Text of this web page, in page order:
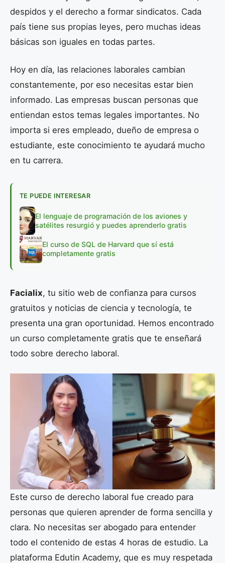
despidos y el derecho a formar sindicatos. Cada
país tiene sus propias leyes, pero muchas ideas
básicas son iguales en todas partes.
Hoy en día, las relaciones laborales cambian
constantemente, por eso necesitas estar bien
informado. Las empresas buscan personas que
entiendan estos temas legales importantes. No
importa si eres empleado, dueño de empresa o
estudiante, este conocimiento te ayudará mucho
en tu carrera.
TE PUEDE INTERESAR
El lenguaje de programación de los aviones y
satélites resurgió y puedes aprenderlo gratis
El curso de SQL de Harvard que sí está
completamente gratis
Facialix, tu sitio web de confianza para cursos
gratuitos y noticias de ciencia y tecnología, te
presenta una gran oportunidad. Hemos encontrado
un curso completamente gratis que te enseñará
todo sobre derecho laboral.
Este curso de derecho laboral fue creado para
personas que quieren aprender de forma sencilla y
clara. No necesitas ser abogado para entender
todo el contenido de estas 4 horas de estudio. La
plataforma Edutin Academy, que es muy respetada